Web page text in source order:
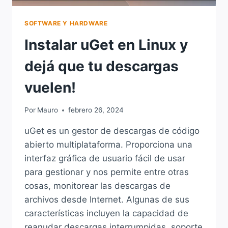
SOFTWARE Y HARDWARE
Instalar uGet en Linux y
dejá que tu descargas
vuelen!
Por Mauro febrero 26, 2024
uGet es un gestor de descargas de código
abierto multiplataforma. Proporciona una
interfaz gráfica de usuario fácil de usar
para gestionar y nos permite entre otras
cosas, monitorear las descargas de
archivos desde Internet. Algunas de sus
características incluyen la capacidad de